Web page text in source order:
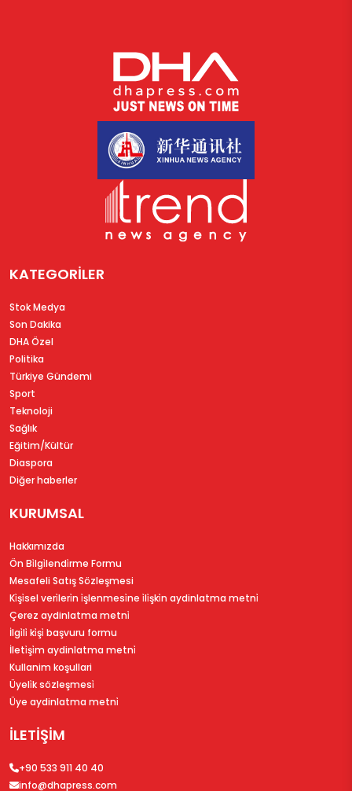
KATEGORİLER
Stok Medya
Son Dakika
DHA Özel
Politika
Türkiye Gündemi
Sport
Teknoloji
Sağlık
Eğitim/Kültür
Diaspora
Diğer haberler
KURUMSAL
Hakkımızda
Ön Bi̇lgi̇lendi̇rme Formu
Mesafeli Satış Sözleşmesi
Ki̇şi̇sel veri̇leri̇n i̇şlenmesi̇ne i̇li̇şki̇n aydinlatma metni̇
Çerez aydinlatma metni̇
İlgi̇li̇ ki̇şi̇ başvuru formu
İleti̇şi̇m aydinlatma metni̇
Kullanim koşullari
Üyeli̇k sözleşmesi̇
Üye aydinlatma metni̇
İLETİŞİM
+90 533 911 40 40
info@dhapress.com